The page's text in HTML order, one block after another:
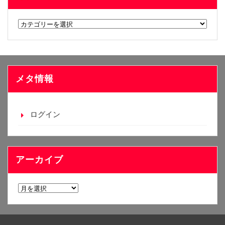
カ
リ
ー
メタ情報
ログイン
アーカイブ
ア